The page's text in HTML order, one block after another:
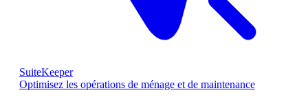
SuiteKeeper
Optimisez les opérations de ménage et de maintenance